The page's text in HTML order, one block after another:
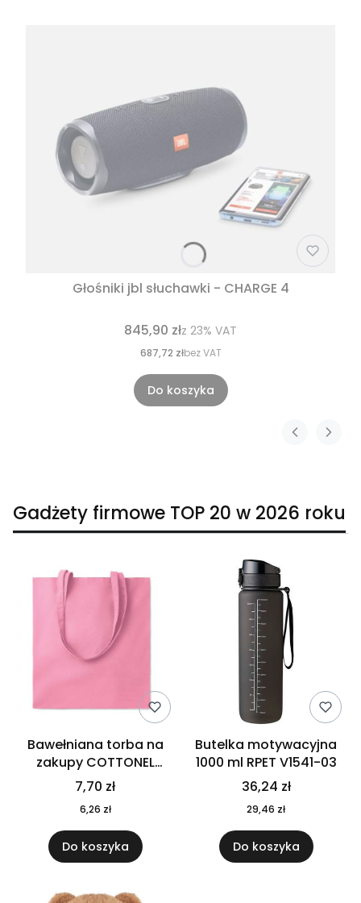
Głośniki jbl słuchawki - CHARGE 4
845,90 złz 23% VAT
687,72 złbez VAT
Do koszyka
Gadżety firmowe TOP 20 w 2026 roku
Bawełniana torba na
zakupy COTTONEL
COLOUR++ MO9846-11
7,70 zł
6,26 zł
Do koszyka
Butelka motywacyjna
1000 ml RPET V1541-03
36,24 zł
29,46 zł
Do koszyka